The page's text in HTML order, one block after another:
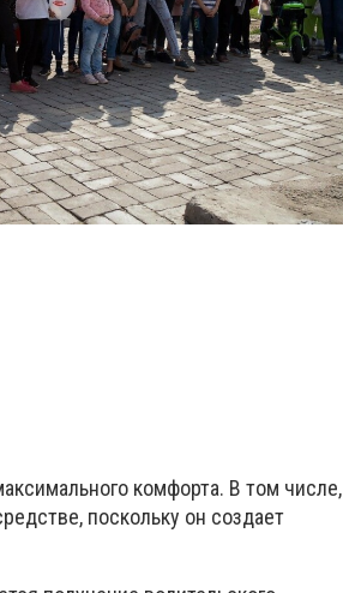
комфорта. В том числе,
поскольку он создает